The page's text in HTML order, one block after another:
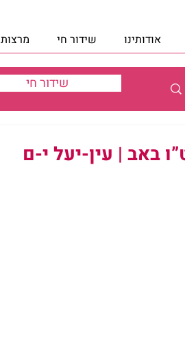
אודותינו שידור חי מרצות
שידור חי
באב | עין-יעל י-ם